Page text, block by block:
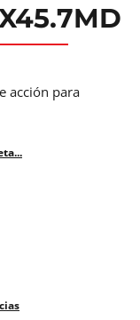
acción para